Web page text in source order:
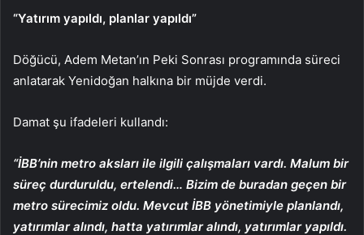
“Yatırım yapıldı, planlar yapıldı”
Döğücü, Adem Metan’ın Peki Sonrası programında süreci
anlatarak Yenidoğan halkına bir müjde verdi.
Damat şu ifadeleri kullandı:
“İBB’nin metro aksları ile ilgili çalışmaları vardı. Malum bir
süreç durduruldu, ertelendi… Bizim de buradan geçen bir
metro sürecimiz oldu. Mevcut İBB yönetimiyle planlandı,
yatırımlar alındı, hatta yatırımlar alındı, yatırımlar yapıldı.